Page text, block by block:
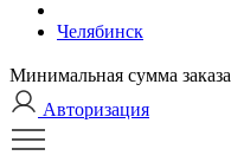
Челябинск
Минимальная сумма заказа
Авторизация